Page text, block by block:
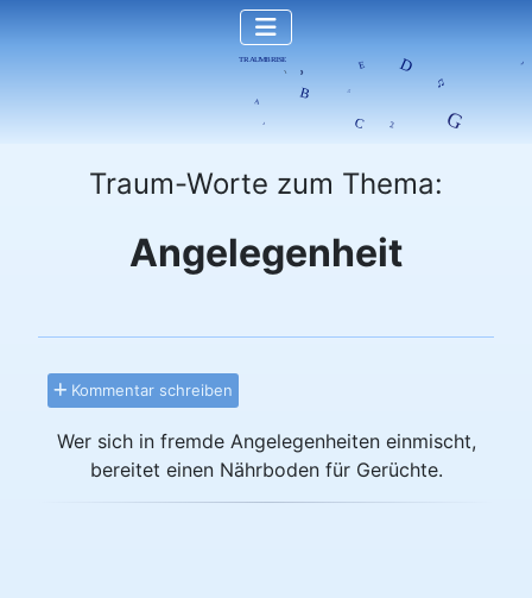
Traum-Worte zum Thema:
Angelegenheit
Kommentar schreiben
Wer sich in fremde Angelegenheiten einmischt,
bereitet einen Nährboden für Gerüchte.